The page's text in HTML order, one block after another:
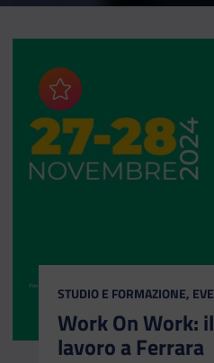
Aggiungi ai preferiti
CATEGORIA:
STUDIO E FORMAZIONE,
Work On Work:
lavoro a Ferrara